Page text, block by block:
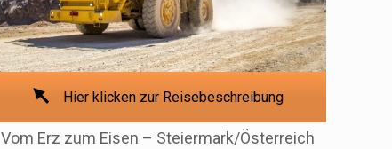
Hier klicken zur Reisebeschreibung
Vom Erz zum Eisen – Steiermark/Österreich